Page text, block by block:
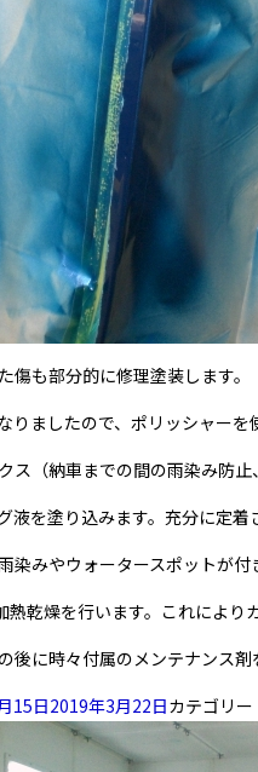
傷も部分的に修理塗装します。
ましたので、ポリッシャーを
ス（納車までの間の雨染み防
液を塗り込みます。充分に定
染みやウォータースポットが
乾燥を行います。これにより
後に時々付属のメンテナンス
15日2019年3月22日カテゴリー